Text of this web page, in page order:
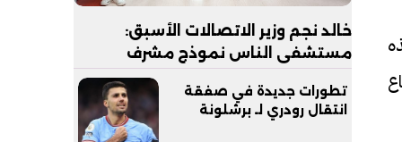
وبارتفاع
خالد نجم وزير الاتصالات الأسبق:
مستشفى الناس نموذج مشرف
للرعاية الصحية المجانية يجب
مساندته
تطورات جديدة في صفقة
انتقال رودري لـ برشلونة